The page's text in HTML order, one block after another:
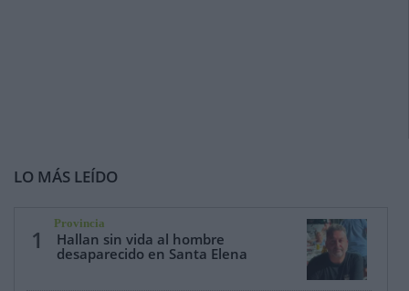
LO MÁS LEÍDO
1
Provincia
Hallan sin vida al hombre
desaparecido en Santa Elena